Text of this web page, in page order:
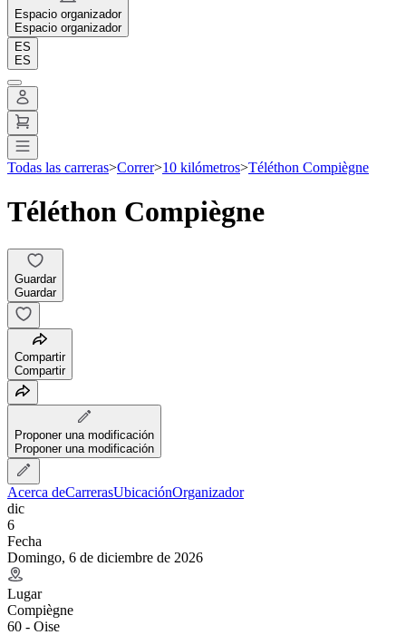
Espacio organizador
Espacio organizador
ES
ES
Todas las carreras>Correr>10 kilómetros>Téléthon Compiègne
Téléthon Compiègne
Guardar
Guardar
Compartir
Compartir
Proponer una modificación
Proponer una modificación
Acerca deCarrerasUbicaciónOrganizador
dic
6
Fecha
Domingo, 6 de diciembre de 2026
Lugar
Compiègne
60 - Oise